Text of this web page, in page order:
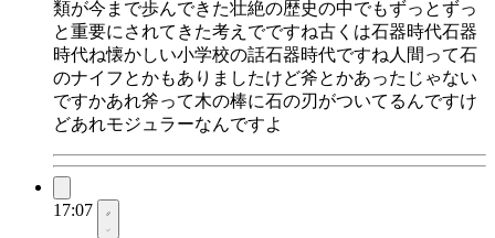
類が今まで歩んできた壮絶の歴史の中でもずっとずっ
と重要にされてきた考えでですね古くは石器時代石器
時代ね懐かしい小学校の話石器時代ですね人間って石
のナイフとかもありましたけど斧とかあったじゃない
ですかあれ斧って木の棒に石の刃がついてるんですけ
どあれモジュラーなんですよ
17:07